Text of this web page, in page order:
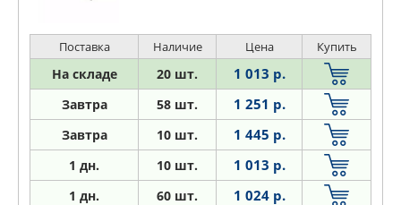
Поставка Наличие Цена Купить
На складе 20 шт. 1 013 р.
Завтра 58 шт. 1 251 р.
Завтра 10 шт. 1 445 р.
1 дн. 10 шт. 1 013 р.
1 дн. 60 шт. 1 024 р.